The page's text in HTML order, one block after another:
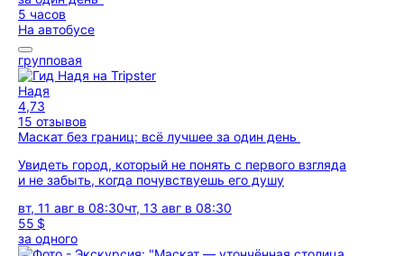
5 часов
На автобусе
групповая
Надя
4,73
15 отзывов
Маскат без границ: всё лучшее за один день
Увидеть город, который не понять с первого взгляда
и не забыть, когда почувствуешь его душу
вт, 11 авг в 08:30чт, 13 авг в 08:30
55 $
за одного